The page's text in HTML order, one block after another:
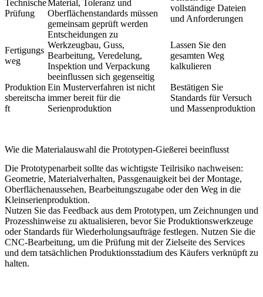
Technische
Prüfung
Material, Toleranz und
Oberflächenstandards müssen
gemeinsam geprüft werden
vollständige Dateien
und Anforderungen
Fertigungs
weg
Entscheidungen zu
Werkzeugbau, Guss,
Bearbeitung, Veredelung,
Inspektion und Verpackung
beeinflussen sich gegenseitig
Lassen Sie den
gesamten Weg
kalkulieren
Produktion
sbereitscha
ft
Ein Musterverfahren ist nicht
immer bereit für die
Serienproduktion
Bestätigen Sie
Standards für Versuch
und Massenproduktion
Wie die Materialauswahl die Prototypen-Gießerei beeinflusst
Die Prototypenarbeit sollte das wichtigste Teilrisiko nachweisen:
Geometrie, Materialverhalten, Passgenauigkeit bei der Montage,
Oberflächenaussehen, Bearbeitungszugabe oder den Weg in die
Kleinserienproduktion.
Nutzen Sie das Feedback aus dem Prototypen, um Zeichnungen und
Prozesshinweise zu aktualisieren, bevor Sie Produktionswerkzeuge
oder Standards für Wiederholungsaufträge festlegen. Nutzen Sie die
CNC-Bearbeitung, um die Prüfung mit der Zielseite des Services
und dem tatsächlichen Produktionsstadium des Käufers verknüpft zu
halten.